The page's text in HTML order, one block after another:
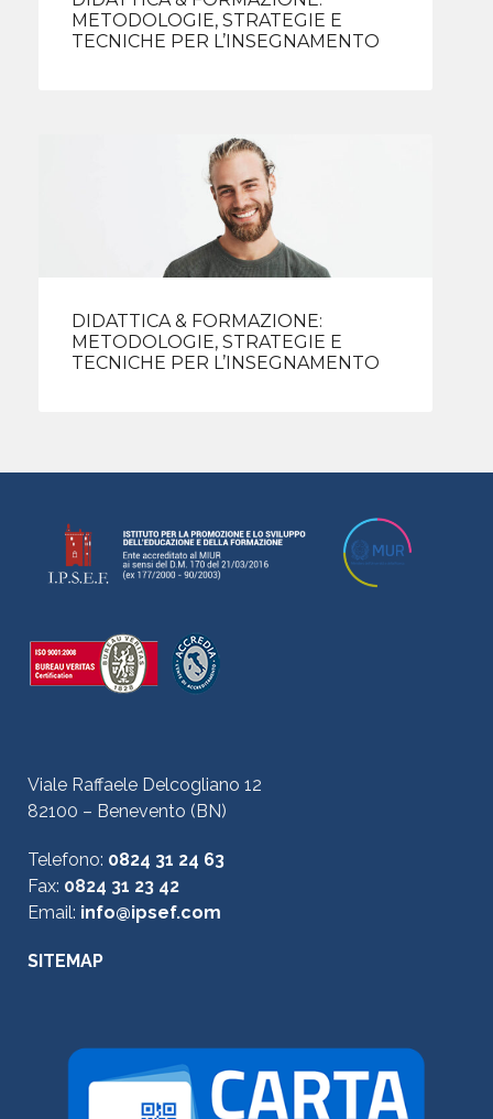
METODOLOGIE, STRATEGIE E
TECNICHE PER L’INSEGNAMENTO
DIDATTICA & FORMAZIONE:
METODOLOGIE, STRATEGIE E
TECNICHE PER L’INSEGNAMENTO
Viale Raffaele Delcogliano 12
82100 – Benevento (BN)
Telefono: 0824 31 24 63
Fax: 0824 31 23 42
Email: info@ipsef.com
SITEMAP